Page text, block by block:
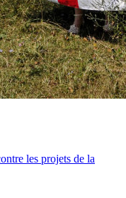
les projets de la